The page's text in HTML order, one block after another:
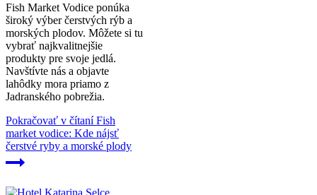
Fish Market Vodice ponúka
široký výber čerstvých rýb a
morských plodov. Môžete si tu
vybrať najkvalitnejšie
produkty pre svoje jedlá.
Navštívte nás a objavte
lahôdky mora priamo z
Jadranského pobrežia.
Pokračovať v čítaníFish
market vodice: Kde nájsť
čerstvé ryby a morské plody